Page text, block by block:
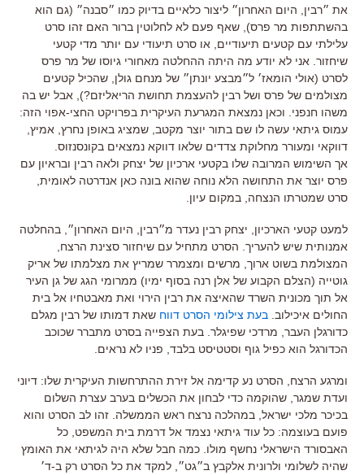
את ״רבין, היום האחרון״ ליצור כלאיים בדיוק כמו ״סבנה״ (גם הוא
בהשתתפות מר פרס), שאף פעם לא לחלוטין ברור האם זהו סרט
עלילתי עם קטעים תיעודיים, או סרט תיעודי עם יותר מדי קטעי
שיחזור. אני לא יודע מה היתה ההחלטה מאחורי גיוסו של מר פרס
לסרט (אולי הומאז׳ ל״מבצע יונתן״ של מנחם גולן, שהכיל קטעים
מצולמים של פרס ושל רבין להעצמת תחושת הריאליזם?), אבל יש בה
משהו חנפני. וכאן נמצאת המגרעת העיקרית בפרויקט החצי-אפוי הזה:
עמוס גיתאי עשה לו שם בתור יוצר מקטב, שמציג באופן נחרץ, אמיץ,
דווקאי ומעורר מחלוקת צדדים שלאו דווקא נמצאים בקונסנזוס.
אך השימוש המרובה שלו בקטעי ארכיון של יצחק ולאה רבין ובראיון עם
פרס יוצר את התחושה הלא נוחה שהוא בונה כאן אנדרטה לאומית,
סרט שמטרתו הנצחה, במקום עיון.
למעט קטעי הארכיון, יצחק רבין נעדר מ״רבין, היום האחרון״, בהחלטה
אמנותית שיש להעריך. הסרט מתחיל עם שיחזור סצינת הרצח,
המצולמת בשוט ארוך, מרשים ומצמרר שמריץ את מצלמתו של אריק
גוטייה (הצלם הקבוע של אלן רנה בסוף ימיו) ממרומי הגג של גן העיר
אל תוך מכונית השרד שהאיצה את רבין הירוי ואת מאבטחיו אל בית
החולים איכילוב. בעת צילומי הסרט דווח שאת דמותו של רבין מגלם
כדורגלן העבר, מרדכי שפיגלר. בעת הצפייה בסרט מתברר שכוכב
הכדורגל הוא כפיל גוף וסטטיסט בלבד, פניו לא נראים.
ומרגע הרצח, הסרט נע קדימה אל זירת ההתרחשות העיקרית שלו: דיוני
ועדת שמגר, שהוקמה כדי לבחון את הכשלים בערב עצרת השלום
בכיכר מלכי ישראל, במהלכה נרצח ראש הממשלה. זהו לב הסרט והוא
פועם בעוצמה: כל עוד גיתאי נצמד אל דרמת בית המשפט, כל
האבסורד הישראלי נחשף מולו. כמה חבל שלא היה לגיתאי את האומץ
שהיה לשלומי ולרונית אלקבץ ב״גט״, למקד את כל הסרט רק ב-ד׳